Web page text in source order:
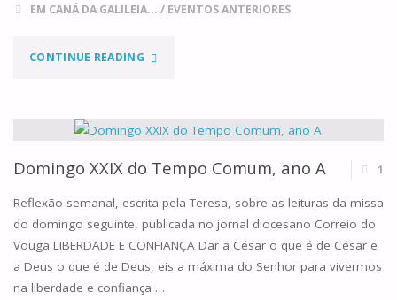
EM CANÁ DA GALILEIA... / EVENTOS ANTERIORES
CONTINUE READING"SANTAS
–
E
O
RETIRO
FOI
Domingo XXIX do Tempo Comum, ano A 1
Reflexão semanal, escrita pela Teresa, sobre as leituras da missa
do domingo seguinte, publicada no jornal diocesano Correio do
Vouga LIBERDADE E CONFIANÇA Dar a César o que é de César e
a Deus o que é de Deus, eis a máxima do Senhor para vivermos
na liberdade e confiança …